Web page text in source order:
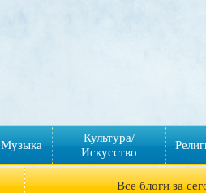
Музыка
Культура/
Искусство
Все блоги за